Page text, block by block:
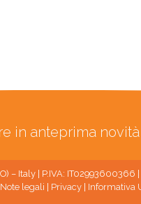
in anteprima
– Italy | P.IVA:
Note legali Privacy| Informativa